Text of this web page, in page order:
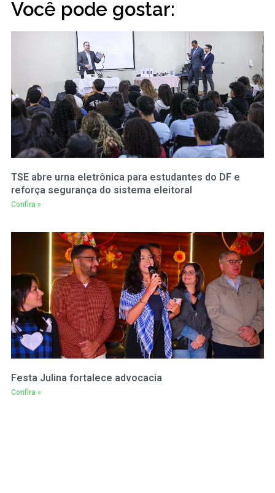
Você pode gostar:
TSE abre urna eletrônica para estudantes do DF e
reforça segurança do sistema eleitoral
Confira »
Festa Julina fortalece advocacia
Confira »